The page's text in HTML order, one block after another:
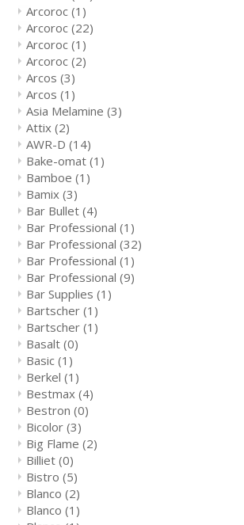
Arcoroc (1)
Arcoroc (22)
Arcoroc (1)
Arcoroc (2)
Arcos (3)
Arcos (1)
Asia Melamine (3)
Attix (2)
AWR-D (14)
Bake-omat (1)
Bamboe (1)
Bamix (3)
Bar Bullet (4)
Bar Professional (1)
Bar Professional (32)
Bar Professional (1)
Bar Professional (9)
Bar Supplies (1)
Bartscher (1)
Bartscher (1)
Basalt (0)
Basic (1)
Berkel (1)
Bestmax (4)
Bestron (0)
Bicolor (3)
Big Flame (2)
Billiet (0)
Bistro (5)
Blanco (2)
Blanco (1)